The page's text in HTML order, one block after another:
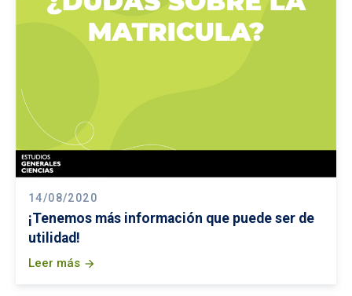
14/08/2020
¡Tenemos más información que puede ser de
utilidad!
Leer más arrow_forward